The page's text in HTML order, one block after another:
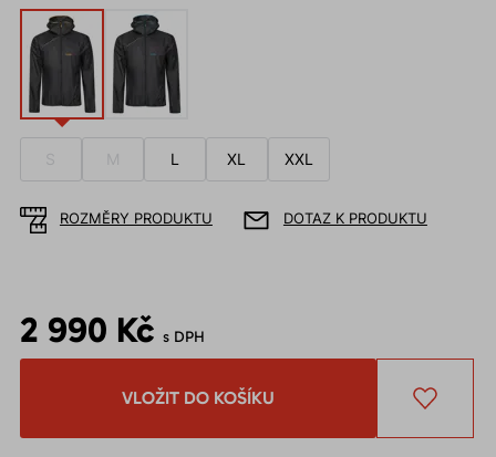
S M L XL XXL
ROZMĚRY PRODUKTU DOTAZ K PRODUKTU
2 990 Kč s DPH
VLOŽIT DO KOŠÍKU